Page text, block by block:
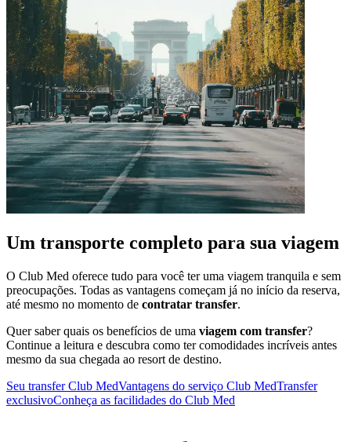
Um transporte completo para sua viagem
O Club Med oferece tudo para você ter uma viagem tranquila e sem
preocupações. Todas as vantagens começam já no início da reserva,
até mesmo no momento de contratar transfer.
Quer saber quais os benefícios de uma viagem com transfer?
Continue a leitura e descubra como ter comodidades incríveis antes
mesmo da sua chegada ao resort de destino.
Seu transfer Club MedVantagens do serviço Club MedTransfer
exclusivoConheça as facilidades do Club Med